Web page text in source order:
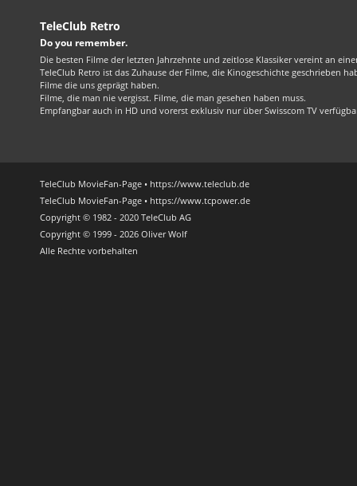
TeleClub Retro
Do you remember.
Die besten Filme der letzten Jahrzehnte und zeitlose Klassiker vereint an
TeleClub Retro ist das Zuhause der Filme, die Kinogeschichte geschrieben
Filme die uns geprägt haben.
Filme, die man nie vergisst. Filme, die man gesehen haben muss.
Empfangbar auch in HD und vorerst exklusiv nur über Swisscom TV
TeleClub MovieFan-Page • https://www.teleclub.de
TeleClub MovieFan-Page • https://www.tcpower.de
Copyright © 1982 - 2020 TeleClub AG
Copyright © 1999 - 2026 Oliver Wolf
Alle Rechte vorbehalten